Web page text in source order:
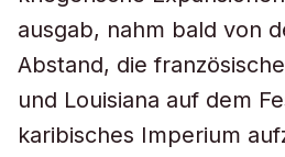
ausgab, nahm bald von
Abstand, die
und Louisiana auf dem
karibisches Imperium